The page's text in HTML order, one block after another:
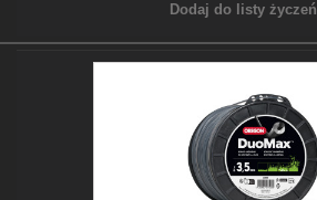
Dodaj do listy życzeń